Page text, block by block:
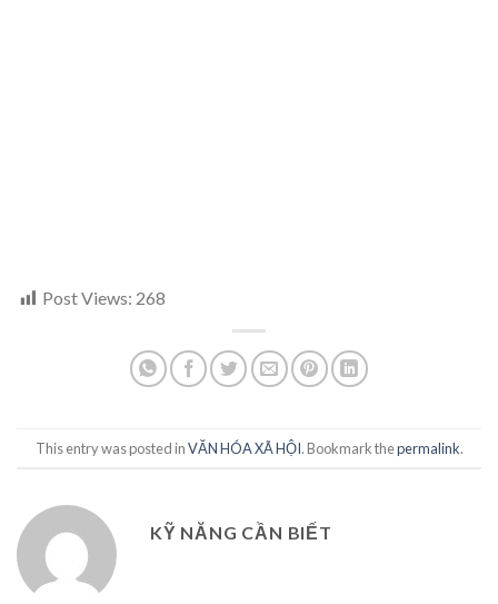
Post Views: 268
This entry was posted inVĂN HÓA XÃ HỘI. Bookmark thepermalink.
KỸ NĂNG CẦN BIẾT